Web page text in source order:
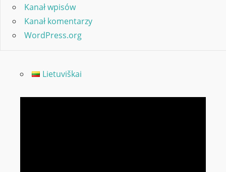
Kanał wpisów
Kanał komentarzy
WordPress.org
Lietuviškai